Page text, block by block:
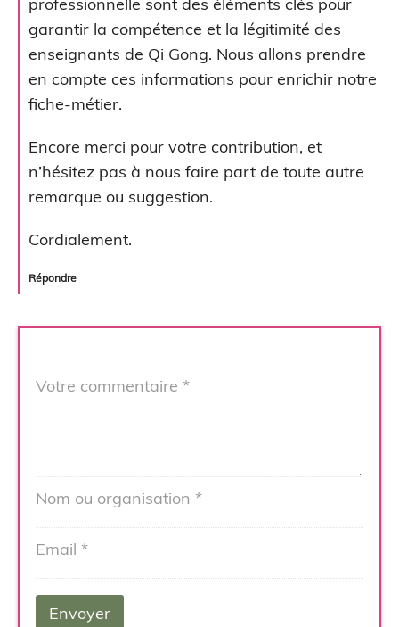
garantir la compétence et la légitimité des
enseignants de Qi Gong. Nous allons prendre
en compte ces informations pour enrichir notre
fiche-métier.
Encore merci pour votre contribution, et
n’hésitez pas à nous faire part de toute autre
remarque ou suggestion.
Cordialement.
Répondre